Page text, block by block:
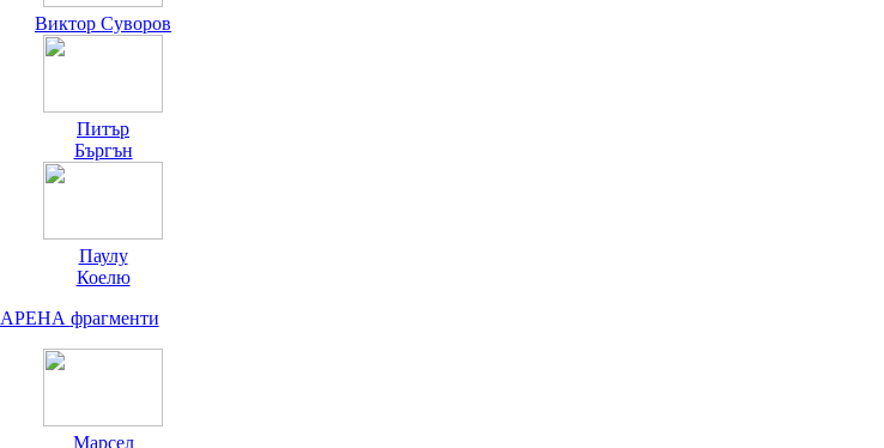
Виктор Суворов
Питър
Бъргън
Паулу
Коелю
АРЕНА фрагменти
Марсел